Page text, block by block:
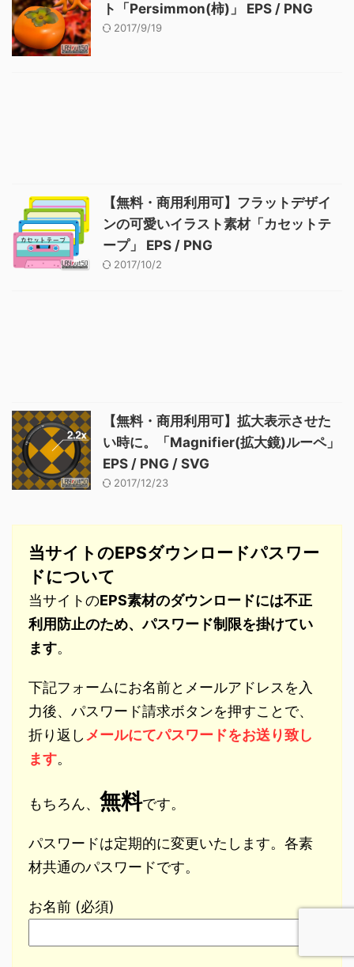
ト「Persimmon(柿)」 EPS / PNG
2017/9/19
【無料・商用利用可】フラットデザイ
ンの可愛いイラスト素材「カセットテ
ープ」 EPS / PNG
2017/10/2
【無料・商用利用可】拡大表示させた
い時に。「Magnifier(拡大鏡)ルーペ」
EPS / PNG / SVG
2017/12/23
当サイトのEPSダウンロードパスワー
ドについて
当サイトのEPS素材のダウンロードには不正
利用防止のため、パスワード制限を掛けてい
ます。
下記フォームにお名前とメールアドレスを入
力後、パスワード請求ボタンを押すことで、
折り返し メールにてパスワードをお送り致し
ます。
もちろん、 無料です。
パスワードは定期的に変更いたします。各素
材共通のパスワードです。
お名前 (必須)